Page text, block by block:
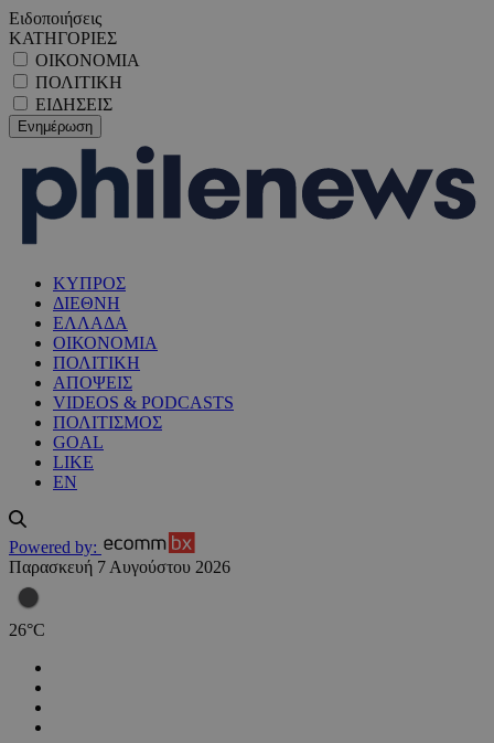
Ειδοποιήσεις
ΚΑΤΗΓΟΡΙΕΣ
ΟΙΚΟΝΟΜΙΑ
ΠΟΛΙΤΙΚΗ
ΕΙΔΗΣΕΙΣ
ΚΥΠΡΟΣ
ΔΙΕΘΝΗ
ΕΛΛΑΔΑ
ΟΙΚΟΝΟΜΙΑ
ΠΟΛΙΤΙΚΗ
ΑΠΟΨΕΙΣ
VIDEOS & PODCASTS
ΠΟΛΙΤΙΣΜΟΣ
GOAL
LIKE
EN
Powered by:
Παρασκευή 7 Αυγούστου 2026
26°C